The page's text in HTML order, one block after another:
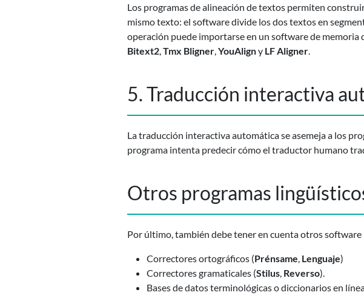
Los programas de alineación de textos permiten
mismo texto: el software divide los dos textos en
operación puede importarse en un software de
Bitext2 Tmx Bligner YouAligny LF Aligner
5. Traducción interactiva
La traducción interactiva automática se asemeja a los
programa intenta predecir cómo el traductor humano
Otros programas
Por último, también debe tener en cuenta otros
Correctores ortográficos (Prénsame, Lenguaje)
Correctores gramaticales (Stilus, Reverso).
Bases de datos terminológicas o diccionarios en